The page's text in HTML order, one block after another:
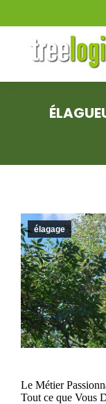
élagage
Le Métier
Tout ce que Vous